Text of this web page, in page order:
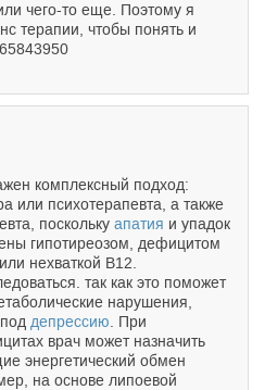
чего-то еще. Поэтому я
терапии, чтобы понять и
комплексный подход:
или психотерапевта, а также
поскольку апатия и упадок
гипотиреозом, дефицитом
нехваткой В12.
так как это поможет
нарушения,
депрессию . При
врач может назначить
энергетический обмен
на основе липоевой